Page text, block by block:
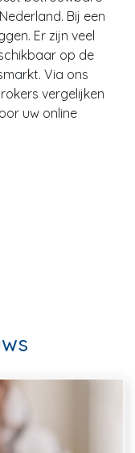
Bij een
Er zijn veel
op de
Via ons
vergelijken
uw online